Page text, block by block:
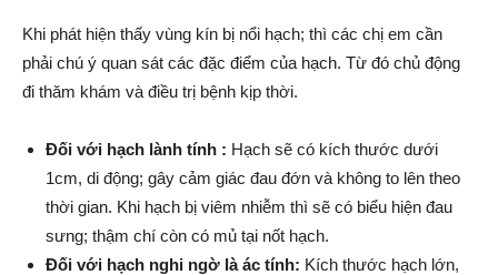
Khi phát hiện thấy vùng kín bị nổi hạch; thì các chị em cần
phải chú ý quan sát các đặc điểm của hạch. Từ đó chủ động
đi thăm khám và điều trị bệnh kịp thời.
Đối với hạch lành tính : Hạch sẽ có kích thước dưới
1cm, di động; gây cảm giác đau đớn và không to lên theo
thời gian. Khi hạch bị viêm nhiễm thì sẽ có biểu hiện đau
sưng; thậm chí còn có mủ tại nốt hạch.
Đối với hạch nghi ngờ là ác tính: Kích thước hạch lớn,